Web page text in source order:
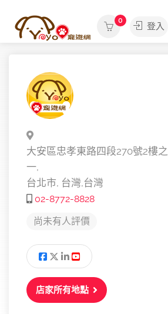
0
登入
大安區忠孝東路四段270號2樓之
一,
台北市, 台灣,台灣
02-8772-8828
尚未有人評價
店家所有地點